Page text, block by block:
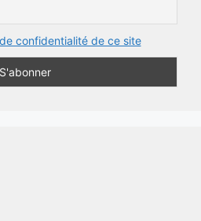
confidentialité de ce site